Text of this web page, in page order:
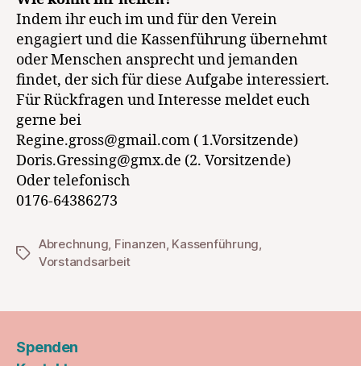
Indem ihr euch im und für den Verein
engagiert und die Kassenführung übernehmt
oder Menschen ansprecht und jemanden
findet, der sich für diese Aufgabe interessiert.
Für Rückfragen und Interesse meldet euch
gerne bei
Regine.gross@gmail.com ( 1.Vorsitzende)
Doris.Gressing@gmx.de (2. Vorsitzende)
Oder telefonisch
0176-64386273
Schlagwörter
Abrechnung, Finanzen, Kassenführung,
Vorstandsarbeit
Spenden